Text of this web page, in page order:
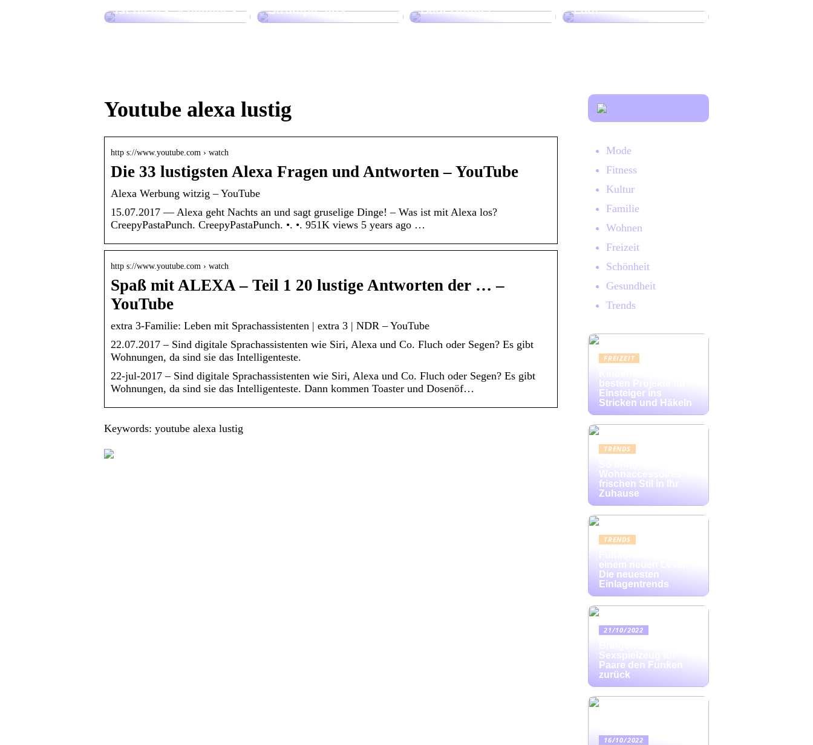
ist nichts Schlimmes
Strümpfe aus
Badezimmer
Lauf
Youtube alexa lustig
http s://www.youtube.com › watch
Die 33 lustigsten Alexa Fragen und Antworten – YouTube
Alexa Werbung witzig – YouTube
15.07.2017 — Alexa geht Nachts an und sagt gruselige Dinge! – Was ist mit Alexa los?
CreepyPastaPunch. CreepyPastaPunch. •. •. 951K views 5 years ago …
http s://www.youtube.com › watch
Spaß mit ALEXA – Teil 1 20 lustige Antworten der … –
YouTube
extra 3-Familie: Leben mit Sprachassistenten | extra 3 | NDR – YouTube
22.07.2017 – Sind digitale Sprachassistenten wie Siri, Alexa und Co. Fluch oder Segen? Es gibt
Wohnungen, da sind sie das Intelligenteste.
22-jul-2017 – Sind digitale Sprachassistenten wie Siri, Alexa und Co. Fluch oder Segen? Es gibt
Wohnungen, da sind sie das Intelligenteste. Dann kommen Toaster und Dosenöf…
Keywords: youtube alexa lustig
Mode
Fitness
Kultur
Familie
Wohnen
Freizeit
Schönheit
Gesundheit
Trends
FREIZEIT
besten Projekte für
Einsteiger ins
Stricken und Häkeln
TRENDS
Wohnaccessoires
frischen Stil in Ihr
Zuhause
TRENDS
einem neuen Level:
Die neuesten
Einlagentrends
21/10/2022
Sexspielzeug für
Paare den Funken
zurück
16/10/2022